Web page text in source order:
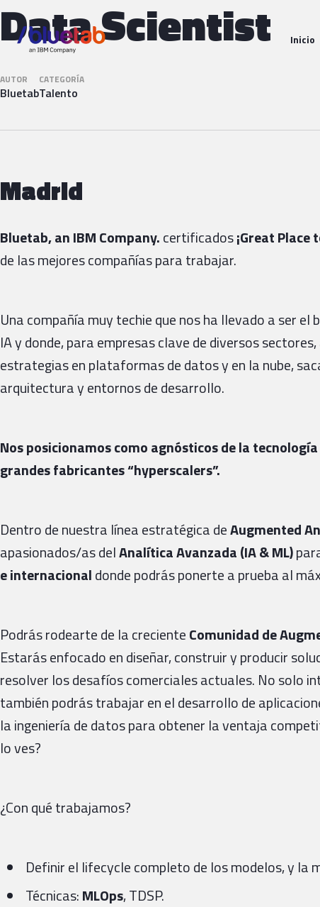
Inicio
Data Scientist
AUTOR
Bluetab
CATEGORÍA
Talento
Madrid
Bluetab, an IBM Company.certificados¡Great Place
de las mejores compañías para trabajar.
Una compañía muy techie que nos ha llevado a ser
IA y donde, para empresas clave de diversos
estrategias en plataformas de datos y en la nube,
arquitectura y entornos de desarrollo.
Nos posicionamos como agnósticos de la
grandes fabricantes “hyperscalers”.
Dentro de nuestra línea estratégica deAugmented
apasionados/as delAnalítica Avanzada (IA & ML)
e internacionaldonde podrás ponerte a prueba al
Podrás rodearte de la crecienteComunidad de
Estarás enfocado en diseñar, construir y producir
resolver los desafíos comerciales actuales. No solo
también podrás trabajar en el desarrollo de
la ingeniería de datos para obtener la ventaja
lo ves?
¿Con qué trabajamos?
Definir el lifecycle completo de los modelos, y la
Técnicas:MLOps, TDSP.